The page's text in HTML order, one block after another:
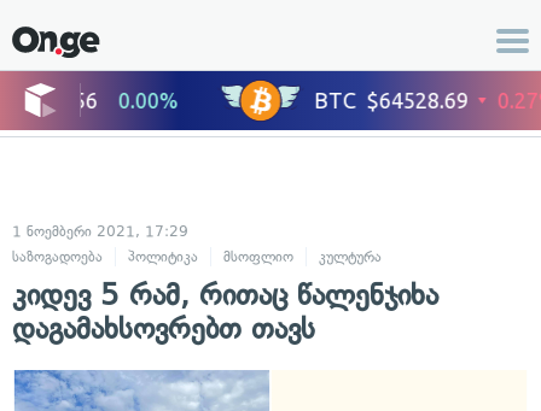
1 ნოემბერი 2021, 17:29
საზოგადოება
პოლიტიკა მსოფლიო კულტურა
კიდევ 5 რამ, რითაც წალენჯიხა
დაგამახსოვრებთ თავს